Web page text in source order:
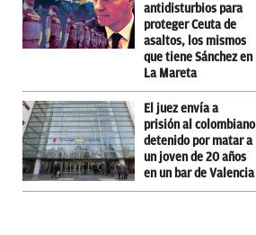
antidisturbios para
proteger Ceuta de
asaltos, los mismos
que tiene Sánchez en
La Mareta
El juez envía a
prisión al colombiano
detenido por matar a
un joven de 20 años
en un bar de Valencia